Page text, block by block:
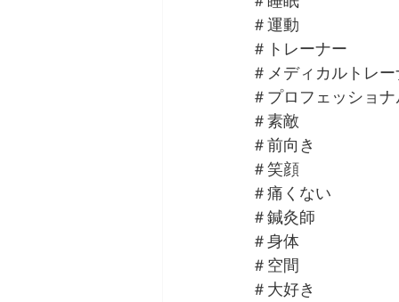
＃運動
＃トレーナー
＃メディカルトレ
＃プロフェッショナ
＃素敵
＃前向き
＃笑顔
＃痛くない
＃鍼灸師
＃身体
＃空間
＃大好き